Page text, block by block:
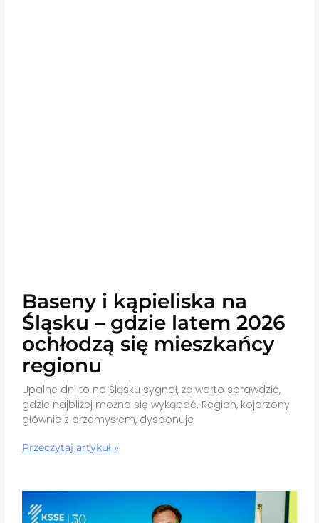
Baseny i kąpieliska na
Śląsku – gdzie latem 2026
ochłodzą się mieszkańcy
regionu
Upalne dni to na Śląsku sygnał, że warto sprawdzić,
gdzie najbliżej można się wykąpać. Region, kojarzony
głównie z przemysłem, dysponuje
Przeczytaj artykuł »